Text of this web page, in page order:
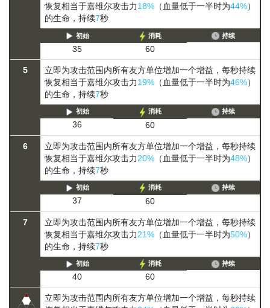
恢复相当于嘉维尔攻击力18% （血量低于一半时为44%）
的生命，持续7秒
初始
35
消耗
60
持续
5
立即为攻击范围内所有友方单位增加一个增益，每秒持续
恢复相当于嘉维尔攻击力19% （血量低于一半时为46%）
的生命，持续7秒
初始
36
消耗
60
持续
6
立即为攻击范围内所有友方单位增加一个增益，每秒持续
恢复相当于嘉维尔攻击力20% （血量低于一半时为48%）
的生命，持续7秒
初始
37
消耗
60
持续
7
立即为攻击范围内所有友方单位增加一个增益，每秒持续
恢复相当于嘉维尔攻击力21% （血量低于一半时为50%）
的生命，持续7秒
初始
40
消耗
60
持续
立即为攻击范围内所有友方单位增加一个增益，每秒持续